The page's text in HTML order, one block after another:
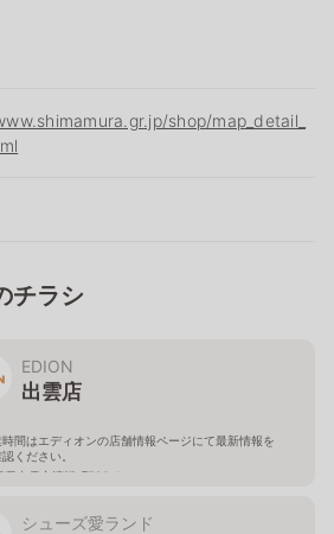
shop/map_detail_
チラシ
EDION
出雲店
時間はエディオンの店舗情報ページにて最新情報を
認ください。
県出雲市渡橋町796-1
シューズ愛ランド